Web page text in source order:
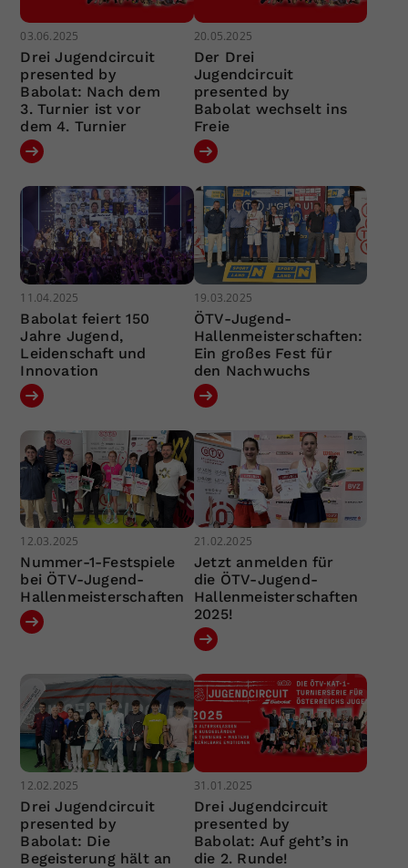
03.06.2025
Drei Jugendcircuit
presented by
Babolat: Nach dem
3. Turnier ist vor
dem 4. Turnier
20.05.2025
Der Drei
Jugendcircuit
presented by
Babolat wechselt ins
Freie
11.04.2025
Babolat feiert 150
Jahre Jugend,
Leidenschaft und
Innovation
19.03.2025
ÖTV-Jugend-
Hallenmeisterschaften:
Ein großes Fest für
den Nachwuchs
12.03.2025
Nummer-1-Festspiele
bei ÖTV-Jugend-
Hallenmeisterschaften
21.02.2025
Jetzt anmelden für
die ÖTV-Jugend-
Hallenmeisterschaften
2025!
12.02.2025
Drei Jugendcircuit
presented by
Babolat: Die
Begeisterung hält an
31.01.2025
Drei Jugendcircuit
presented by
Babolat: Auf geht’s in
die 2. Runde!